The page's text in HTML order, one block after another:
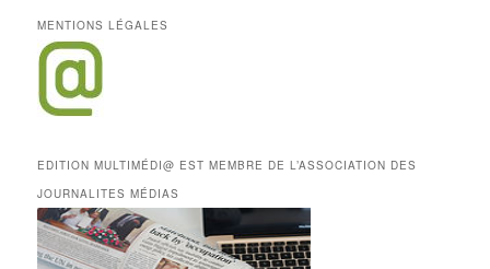
MENTIONS LÉGALES
EDITION MULTIMÉDI@ EST MEMBRE DE L’ASSOCIATION DES
JOURNALITES MÉDIAS